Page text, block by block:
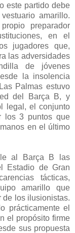
este partido debe
amarillo.
preparador
en el
jugadores que,
las adversidades
de jóvenes
la insolencia
Palmas estuvo
del Barça B, y
legal, el conjunto
los 3 puntos que
en el último
al Barça B las
Estadio de Gran
tácticas,
amarillo que
de los ilusionistas.
prácticamente el
el propósito firme
sus propuesta